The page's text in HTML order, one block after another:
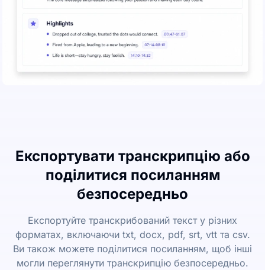
Експортувати транскрипцію або
поділитися посиланням
безпосередньо
Експортуйте транскрибований текст у різних
форматах, включаючи txt, docx, pdf, srt, vtt та csv.
Ви також можете поділитися посиланням, щоб інші
могли переглянути транскрипцію безпосередньо.